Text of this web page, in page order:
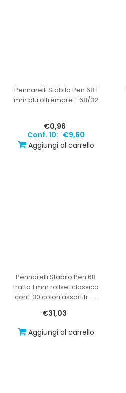
Pennarelli Stabilo Pen 68 1
mm blu oltremare - 68/32
€0,96
Conf. 10: €9,60
Aggiungi al carrello
Pennarelli Stabilo Pen 68
tratto 1 mm rollset classico
conf. 30 colori assortiti -…
€31,03
Aggiungi al carrello